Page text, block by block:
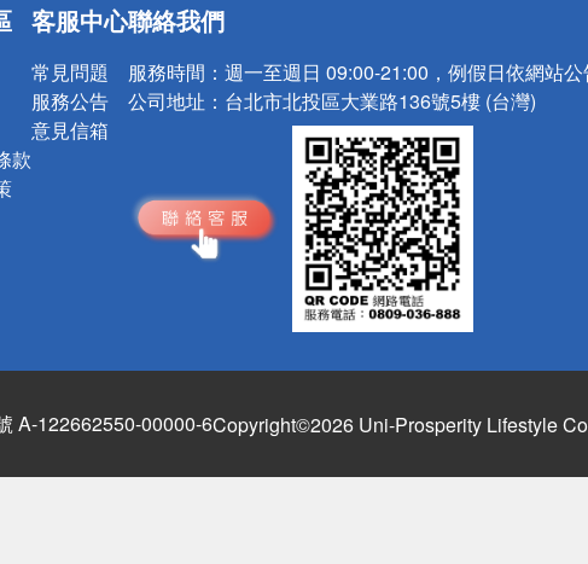
！請小心！
款
客服中心
常見問題
服務公告
意見信箱
聯絡我們
服務時間： 週一至週日 09:00-21:00，例假日依網站
公司地址： 台北市北投區大業路136號5樓 (台灣)
A-122662550-00000-6Copyright©2026 Uni-Prosperity Lifestyle